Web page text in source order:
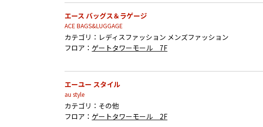
エース バッグス＆ラゲージ
ACE BAGS&LUGGAGE
カテゴリ： レディスファッション メンズファッション
フロア： ゲートタワーモール 7F
エーユー スタイル
au style
カテゴリ： その他
フロア： ゲートタワーモール 2F